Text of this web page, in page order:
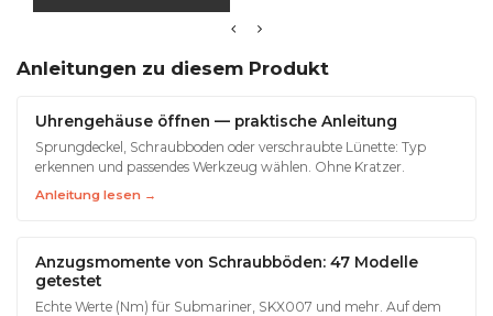
Anleitungen zu diesem Produkt
Uhrengehäuse öffnen — praktische Anleitung
Sprungdeckel, Schraubboden oder verschraubte Lünette: Typ
erkennen und passendes Werkzeug wählen. Ohne Kratzer.
Anleitung lesen →
Anzugsmomente von Schraubböden: 47 Modelle
getestet
Echte Werte (Nm) für Submariner, SKX007 und mehr. Auf dem